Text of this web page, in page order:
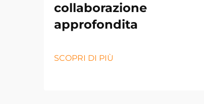
collaborazione
approfondita
SCOPRI DI PIÙ